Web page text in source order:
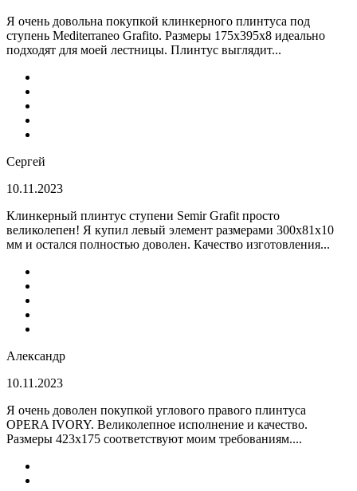
Я очень довольна покупкой клинкерного плинтуса под
ступень Mediterraneo Grafito. Размеры 175х395х8 идеально
подходят для моей лестницы. Плинтус выглядит...
Сергей
10.11.2023
Клинкерный плинтус ступени Semir Grafit просто
великолепен! Я купил левый элемент размерами 300х81х10
мм и остался полностью доволен. Качество изготовления...
Александр
10.11.2023
Я очень доволен покупкой углового правого плинтуса
OPERA IVORY. Великолепное исполнение и качество.
Размеры 423х175 соответствуют моим требованиям....